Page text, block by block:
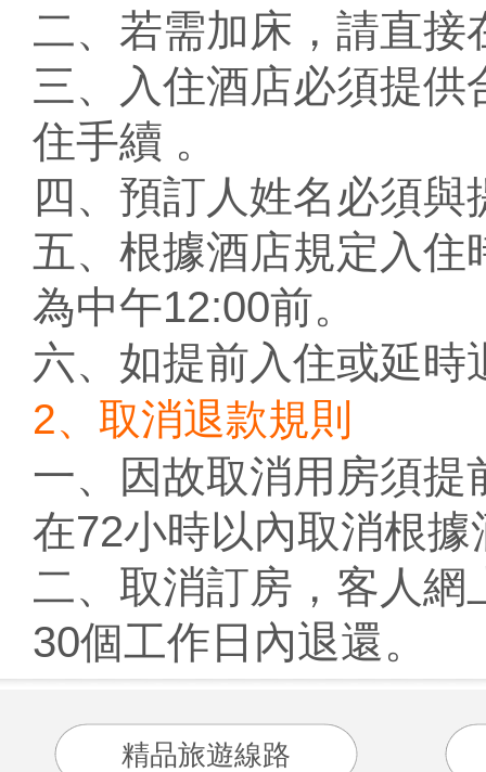
二、若需加床，請直
三、入住酒店必須提
住手續 。
四、預訂人姓名必須
五、根據酒店規定入
為中午12:00前。
六、如提前入住或延
2、取消退款規則
一、因故取消用房須
在72小時以內取消根
二、取消訂房，客人
30個工作日內退還。
精品旅遊線路